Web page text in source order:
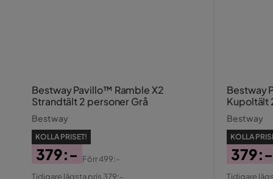
Bestway Pavillo™ Ramble X2
Strandtält 2 personer Grå
Bestway
KOLLA PRISET!
Pris
379:-
Original
Förr499:-
Tidigare lägsta pris 379:-
Bestway
Kupoltält
Bestway
KOLLA
Pris
379:-
Tidigare